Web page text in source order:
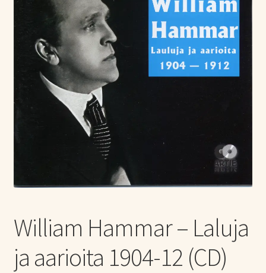
Tietoa meistä
Konserttiliput
valikko
William Hammar – Laluja
ja aarioita 1904-12 (CD)